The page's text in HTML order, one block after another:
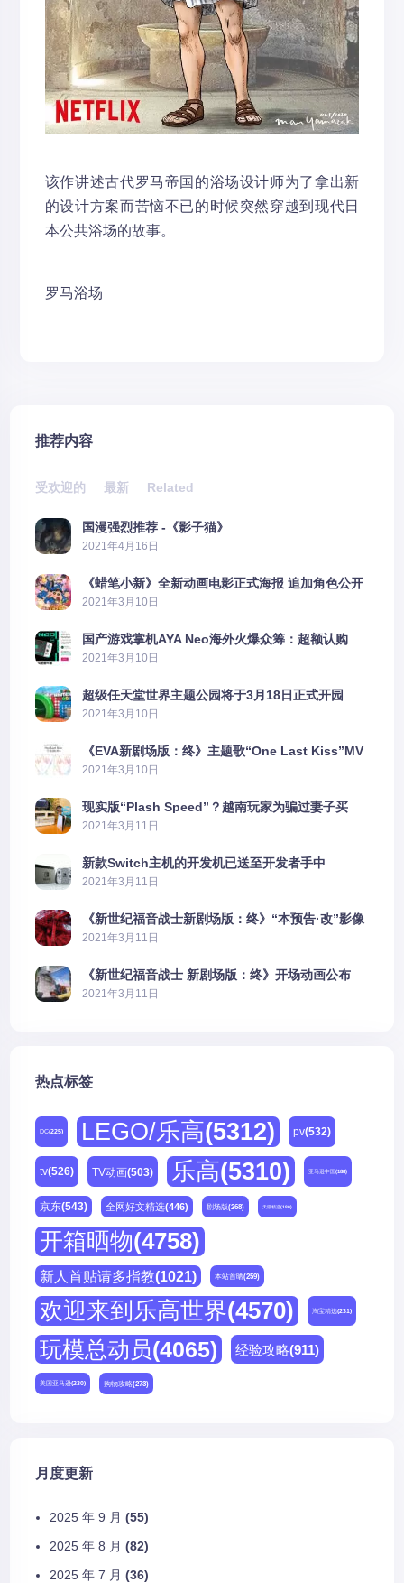
该作讲述古代罗马帝国的浴场设计师为了拿出新
的设计方案而苦恼不已的时候突然穿越到现代日
本公共浴场的故事。
罗马浴场
推荐内容
受欢迎的 最新 Related
国漫强烈推荐 -《影子猫》
2021年4月16日
《蜡笔小新》全新动画电影正式海报 追加角色公开
2021年3月10日
国产游戏掌机AYA Neo海外火爆众筹：超额认购
2606%
2021年3月10日
超级任天堂世界主题公园将于3月18日正式开园
2021年3月10日
《EVA新剧场版：终》主题歌“One Last Kiss”MV
公布
2021年3月10日
现实版“Plash Speed”？越南玩家为骗过妻子买
PS5上演好戏
2021年3月11日
新款Switch主机的开发机已送至开发者手中
2021年3月11日
《新世纪福音战士新剧场版：终》“本预告·改”影像
公开
2021年3月11日
《新世纪福音战士 新剧场版：终》开场动画公布
2021年3月11日
热点标签
DC(225) LEGO/乐高(5312) pv(532)
tv(526) TV动画(503) 乐高(5310) 亚马逊中国(188)
京东(543) 全网好文精选(446) 剧场版(268) 天猫精选(180)
开箱晒物(4758)
新人首贴请多指教(1021) 本站首晒(259)
欢迎来到乐高世界(4570) 淘宝精选(231)
玩模总动员(4065) 经验攻略(911)
美国亚马逊(230) 购物攻略(273)
月度更新
2025 年 9 月 (55)
2025 年 8 月 (82)
2025 年 7 月 (36)